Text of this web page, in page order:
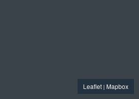
Leaflet | Mapbox